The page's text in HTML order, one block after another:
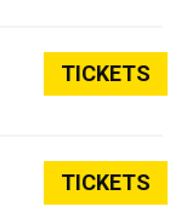
TICKETS
TICKETS